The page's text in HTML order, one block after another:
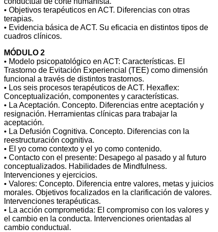
• Objetivos terapéuticos en ACT. Diferencias con otras
terapias.
• Evidencia básica de ACT. Su eficacia en distintos tipos de
cuadros clínicos.
MÓDULO 2
• Modelo psicopatológico en ACT: Características. El
Trastorno de Evitación Experiencial (TEE) como dimensión
funcional a través de distintos trastornos.
• Los seis procesos terapéuticos de ACT. Hexaflex:
Conceptualización, componentes y características.
• La Aceptación. Concepto. Diferencias entre aceptación y
resignación. Herramientas clínicas para trabajar la
aceptación.
• La Defusión Cognitiva. Concepto. Diferencias con la
reestructuración cognitiva.
• El yo como contexto y el yo como contenido.
• Contacto con el presente: Desapego al pasado y al futuro
conceptualizados. Habilidades de Mindfulness.
Intervenciones y ejercicios.
• Valores: Concepto. Diferencia entre valores, metas y juicios
morales. Objetivos focalizados en la clarificación de valores.
Intervenciones terapéuticas.
• La acción comprometida: El compromiso con los valores y
el cambio en la conducta. Intervenciones orientadas al
cambio conductual.